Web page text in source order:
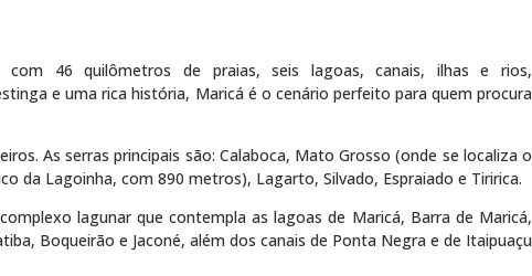
com 46 quilômetros de praias, seis lagoas, canais, ilhas e rios,
e uma rica história, Maricá é o cenário perfeito para quem procura
As serras principais são: Calaboca, Mato Grosso (onde se localiza o
da Lagoinha, com 890 metros), Lagarto, Silvado, Espraiado e Tiririca.
lagunar que contempla as lagoas de Maricá, Barra de Maricá,
Boqueirão e Jaconé, além dos canais de Ponta Negra e de Itaipuaçu